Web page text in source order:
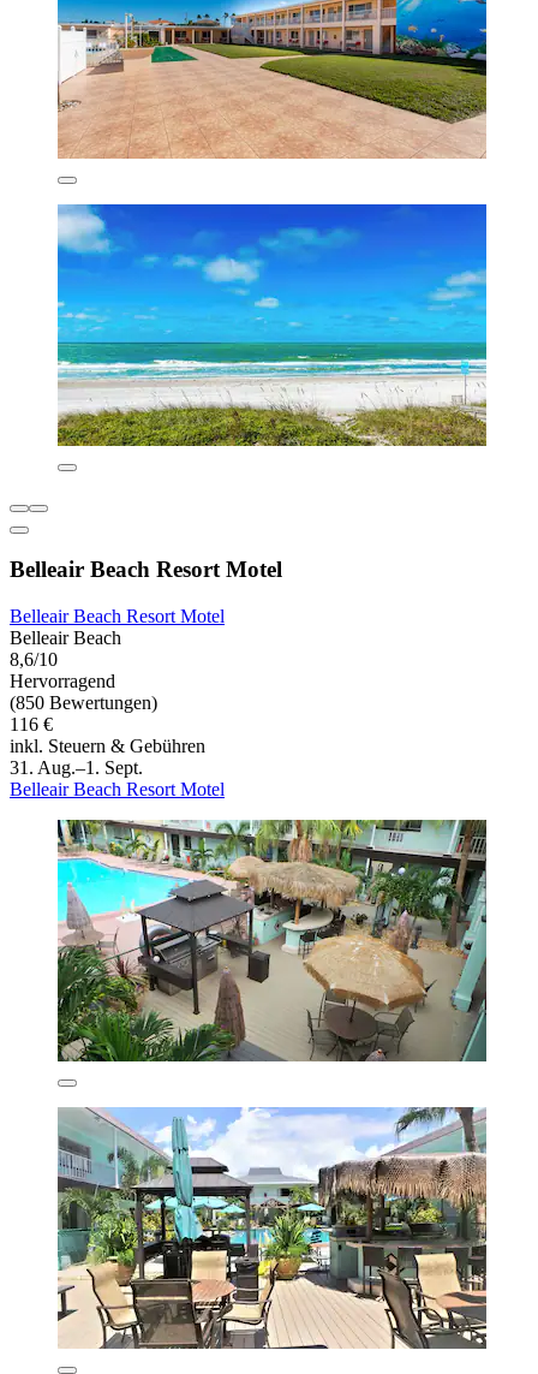
Belleair Beach Resort Motel
Belleair Beach Resort Motel
Belleair Beach
8,6/10
Hervorragend
(850 Bewertungen)
116 €
inkl. Steuern & Gebühren
31. Aug.–1. Sept.
Belleair Beach Resort Motel